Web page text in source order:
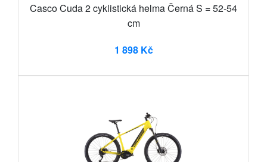
Casco Cuda 2 cyklistická helma Černá S = 52-54
cm
1 898 Kč